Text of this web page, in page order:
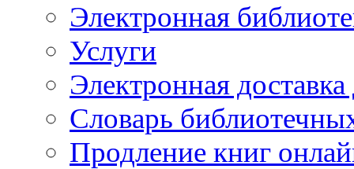
Электронная
Услуги
Электронная
Словарь
Продление книг